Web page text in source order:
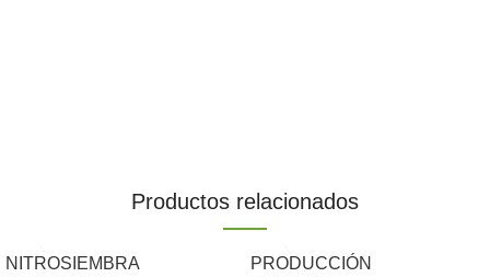
Productos relacionados
NITROSIEMBRA
PRODUCCIÓN